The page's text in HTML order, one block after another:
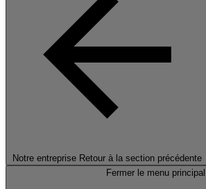
Notre entreprise Retour à la section précédente
Fermer le menu principal